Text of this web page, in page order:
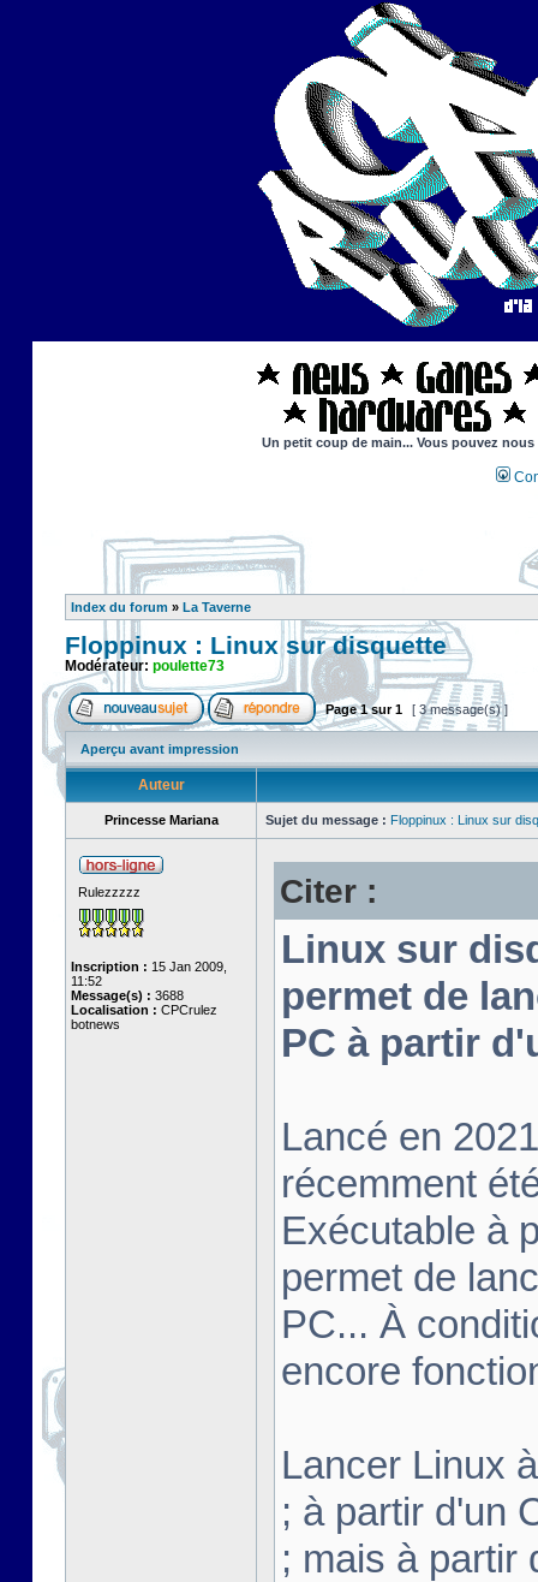
Un petit coup de main... Vous pouvez
Index du forum » La Taverne
Floppinux : Linux sur disquette
Modérateur: poulette73
Page1sur1 [ 3 message(s) ]
Aperçu avant impression
Auteur
Princesse Mariana Sujet du message : Floppinux : Linux sur
Rulezzzzz
Inscription : 15 Jan 2009,
11:52
Message(s) : 3688
Localisation : CPCrulez
botnews
Citer :
Linux sur
permet de
PC à partir
Lancé en
récemment
Exécutable à
permet de
PC... À
encore
Lancer Linux
; à partir d'un
; mais à partir